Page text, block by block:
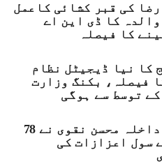
کی قبر کشائی کاعمل
کا ڈی این اے
کا فیصلہ
کا نیا ڈیجیٹل نظام
فیصلہ، بکنگ وزارت
توسط سے ہوگی
وفاقی وزیر داخلہ محسن نقوی نے 78
سول اعزازات کی